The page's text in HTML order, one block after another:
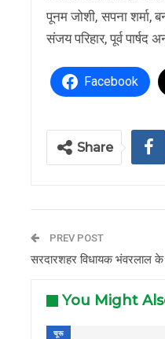
पूनम जोशी, सपना शर्मा,
संजय परिहार, पूर्व
Facebook
Share
PREV POST
सरदारशहर विधायक भंवरलाल के
You Might
चूरू